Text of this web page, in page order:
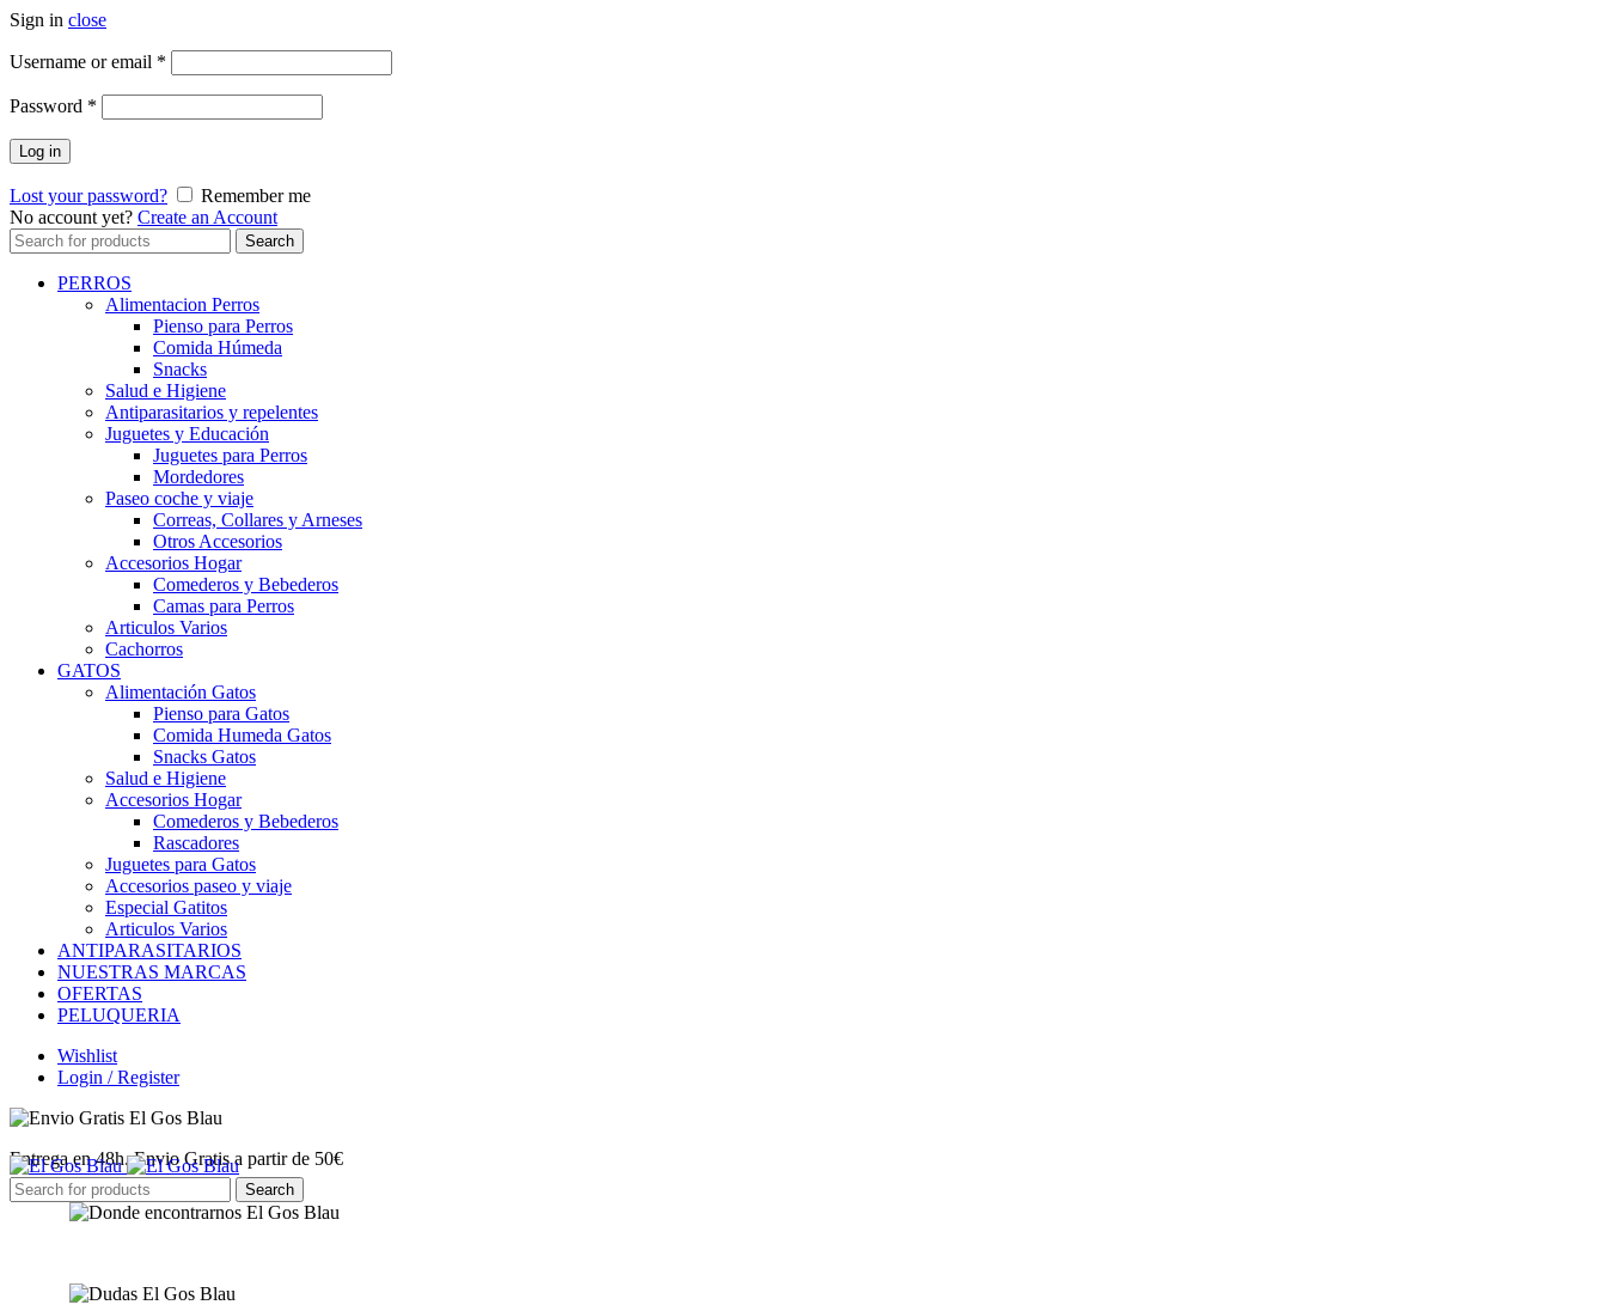
Sign in close
Username or email *
Password *
Log in
Lost your password?
Remember me
No account yet? Create an Account
Search
for:
Search
PERROS
Alimentacion Perros
Pienso para Perros
Comida Húmeda
Snacks
Salud e Higiene
Antiparasitarios y repelentes
Juguetes y Educación
Juguetes para Perros
Mordedores
Paseo coche y viaje
Correas, Collares y Arneses
Otros Accesorios
Accesorios Hogar
Comederos y Bebederos
Camas para Perros
Articulos Varios
Cachorros
GATOS
Alimentación Gatos
Pienso para Gatos
Comida Humeda Gatos
Snacks Gatos
Salud e Higiene
Accesorios Hogar
Comederos y Bebederos
Rascadores
Juguetes para Gatos
Accesorios paseo y viaje
Especial Gatitos
Articulos Varios
ANTIPARASITARIOS
NUESTRAS MARCAS
OFERTAS
PELUQUERIA
Wishlist
Login / Register
Entrega en 48h. Envio Gratis a partir de 50€
Search
for:
Search